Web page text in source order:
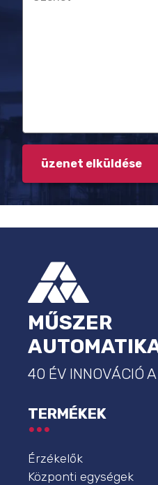
MŰSZER
40 ÉV INNOVÁCIÓ
TERMÉKEK
Érzékelők
Központi egységek